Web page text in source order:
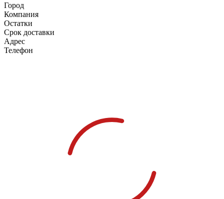
Город
Компания
Остатки
Срок доставки
Адрес
Телефон